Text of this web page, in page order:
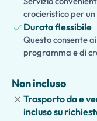
Con una guida
gruppo, godrai di
ai tuoi interessi e
appassionati di
un'opportunità unica
archeologici più
comprensione più
crocieristico per
Durata flessibile
Questo consente
programma e di
Non incluso
Trasporto da e
incluso su